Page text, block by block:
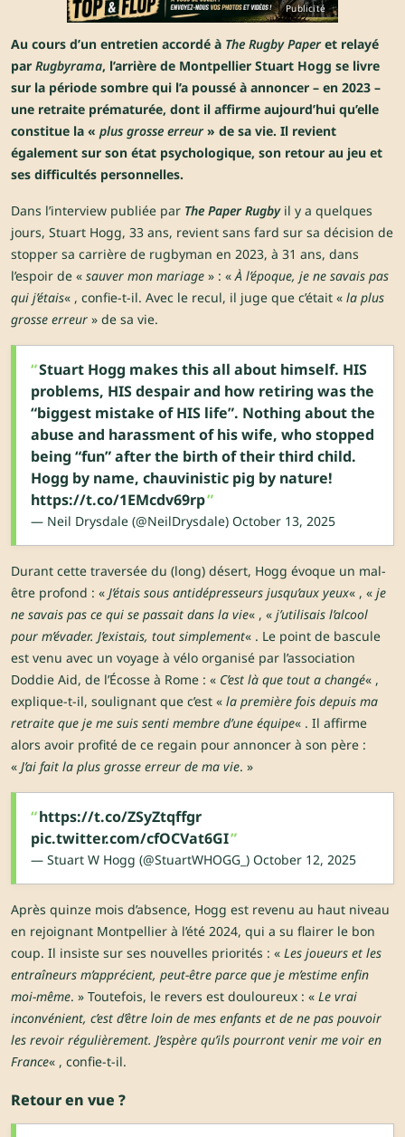
Publicité
Au cours d’un entretien accordé à The Rugby Paperet relayé
par Rugbyrama, l’arrière de Montpellier Stuart Hogg se livre
sur la période sombre qui l’a poussé à annoncer – en 2023 –
une retraite prématurée, dont il affirme aujourd’hui qu’elle
constitue la « plus grosse erreur» de sa vie. Il revient
également sur son état psychologique, son retour au jeu et
ses difficultés personnelles.
Dans l’interview publiée par The Paper Rugbyil y a quelques
jours, Stuart Hogg, 33 ans, revient sans fard sur sa décision de
stopper sa carrière de rugbyman en 2023, à 31 ans, dans
l’espoir de « sauver mon mariage » : «À l’époque, je ne savais pas
qui j’étais« , confie-t-il. Avec le recul, il juge que c’était « la plus
grosse erreur » de sa vie.
Stuart Hogg makes this all about himself. HIS
problems, HIS despair and how retiring was the
“biggest mistake of HIS life”. Nothing about the
abuse and harassment of his wife, who stopped
being “fun” after the birth of their third child.
Hogg by name, chauvinistic pig by nature!
https://t.co/1EMcdv69rp
— Neil Drysdale (@NeilDrysdale) October 13, 2025
Durant cette traversée du (long) désert, Hogg évoque un mal-
être profond : « J’étais sous antidépresseurs jusqu’aux yeux« , « je
ne savais pas ce qui se passait dans la vie« , « j’utilisais l’alcool
pour m’évader. J’existais, tout simplement« . Le point de bascule
est venu avec un voyage à vélo organisé par l’association
Doddie Aid, de l’Écosse à Rome : « C’est là que tout a changé« ,
explique-t-il, soulignant que c’est « la première fois depuis ma
retraite que je me suis senti membre d’une équipe« . Il affirme
alors avoir profité de ce regain pour annoncer à son père :
« J’ai fait la plus grosse erreur de ma vie. »
https://t.co/ZSyZtqffgr
pic.twitter.com/cfOCVat6GI
— Stuart W Hogg (@StuartWHOGG_) October 12, 2025
Après quinze mois d’absence, Hogg est revenu au haut niveau
en rejoignant Montpellier à l’été 2024, qui a su flairer le bon
coup. Il insiste sur ses nouvelles priorités : « Les joueurs et les
entraîneurs m’apprécient, peut-être parce que je m’estime enfin
moi-même. » Toutefois, le revers est douloureux : « Le vrai
inconvénient, c’est d’être loin de mes enfants et de ne pas pouvoir
les revoir régulièrement. J’espère qu’ils pourront venir me voir en
France« , confie-t-il.
Retour en vue ?